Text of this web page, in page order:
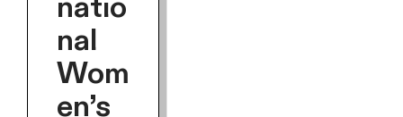
nal
Wom
en’s